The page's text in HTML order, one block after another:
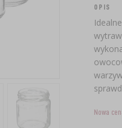
OPIS
Nowa